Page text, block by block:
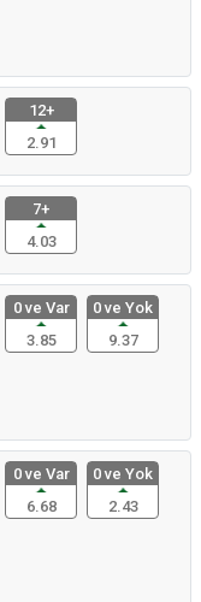
12+
2.91
7+
4.03
0 ve Var
3.85
0 ve Yok
9.37
0 ve Var
6.68
0 ve Yok
2.43